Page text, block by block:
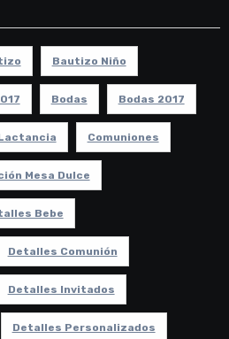
Bautizo Niño
Bodas Bodas 2017
Comuniones
Mesa Dulce
Bebe
Detalles Comunión
Detalles Invitados
Detalles Personalizados